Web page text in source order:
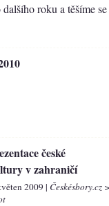
roku a těšíme
české
v zahraničí
2009 | Českésbory.cz